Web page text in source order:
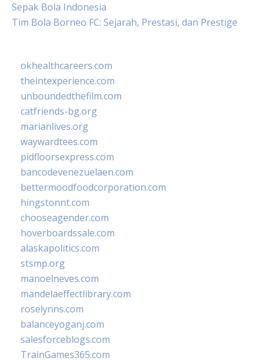
Sepak Bola Indonesia
Tim Bola Borneo FC: Sejarah, Prestasi, dan Prestige
okhealthcareers.com
theintexperience.com
unboundedthefilm.com
catfriends-bg.org
marianlives.org
waywardtees.com
pidfloorsexpress.com
bancodevenezuelaen.com
bettermoodfoodcorporation.com
hingstonnt.com
chooseagender.com
hoverboardssale.com
alaskapolitics.com
stsmp.org
manoelneves.com
mandelaeffectlibrary.com
roselynns.com
balanceyoganj.com
salesforceblogs.com
TrainGames365.com